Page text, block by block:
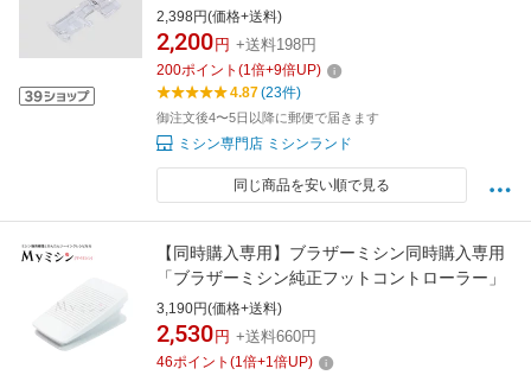
ク】【透明押え】【SAKURA】【糸取物語】
2,398円(価格+送料)
2,200 円 +送料198円
200ポイント (1倍+9倍UP)
4.87(23件)
御注文後4〜5日以降に郵便で届きます
ミシン専門店 ミシンランド
同じ商品を安い順で見る
【同時購入専用】ブラザーミシン同時購入専用
「ブラザーミシン純正フットコントローラー」
3,190円(価格+送料)
2,530 円 +送料660円
46ポイント (1倍+1倍UP)